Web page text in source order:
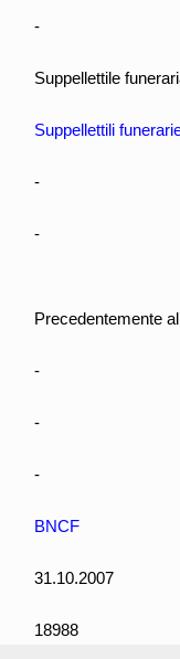
-
Suppellettile
Suppellettili
-
-
Precedentemente
-
-
-
BNCF
31.10.2007
18988